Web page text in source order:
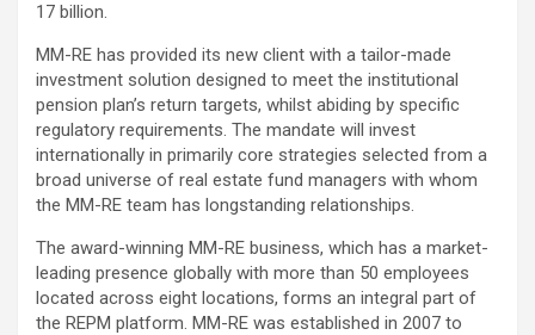
17 billion.
MM-RE has provided its new client with a tailor-made
investment solution designed to meet the institutional
pension plan’s return targets, whilst abiding by specific
regulatory requirements. The mandate will invest
internationally in primarily core strategies selected from a
broad universe of real estate fund managers with whom
the MM-RE team has longstanding relationships.
The award-winning MM-RE business, which has a market-
leading presence globally with more than 50 employees
located across eight locations, forms an integral part of
the REPM platform. MM-RE was established in 2007 to